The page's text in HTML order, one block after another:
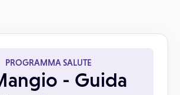
PROGRAMMA SALUTE
- Guida